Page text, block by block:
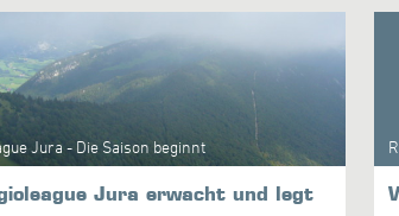
Jura - Die Saison beginnt
Jura erwacht und legt